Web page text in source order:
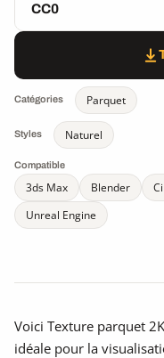
CC0
Catégories Parquet
Styles Naturel
Compatible
3ds Max Blender
Unreal Engine
Voici Texture parquet
idéale pour la